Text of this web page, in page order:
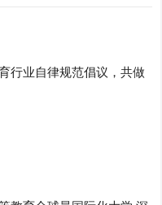
行业自律规范倡议，共做